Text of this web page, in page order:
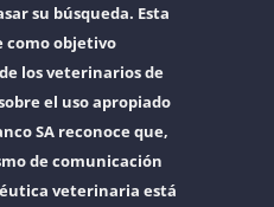
su búsqueda. Esta
como objetivo
los veterinarios de
el uso apropiado
SA reconoce que,
de comunicación
veterinaria está